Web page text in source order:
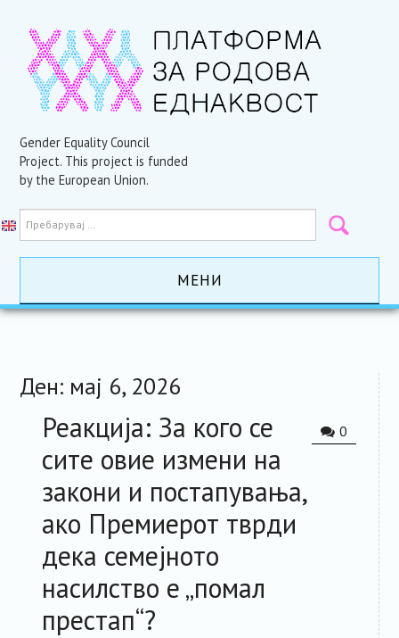
Gender Equality Council
Project. This project is funded
by the European Union.
МЕНИ
АКТИВНОСТИ
РЕСУРСИ
ФОРУМ
КОНТАКТ
Ден: мај 6, 2026
0
Реакција: За кого се
сите овие измени на
закони и постапувања,
ако Премиерот тврди
дека семејното
насилство е „помал
престап“?